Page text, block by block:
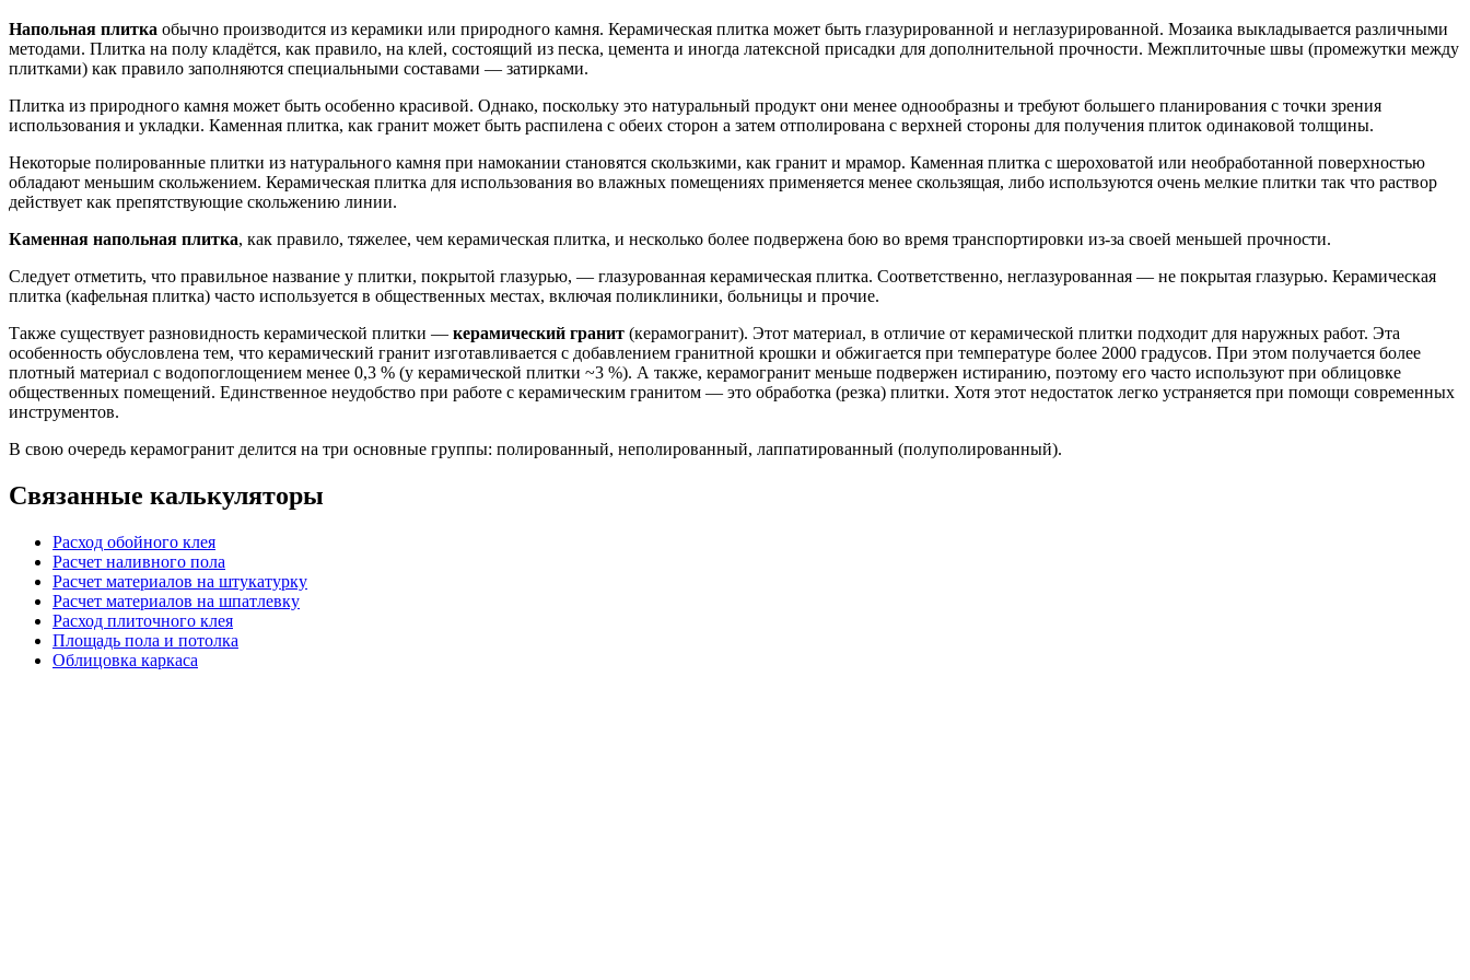
Напольная плитка обычно производится из керамики или природного камня. Керамическая плитка может быть глазурированной и неглазурированной. Мозаика выкладывается различными
методами. Плитка на полу кладётся, как правило, на клей, состоящий из песка, цемента и иногда латексной присадки для дополнительной прочности. Межплиточные швы (промежутки между
плитками) как правило заполняются специальными составами — затирками.
Плитка из природного камня может быть особенно красивой. Однако, поскольку это натуральный продукт они менее однообразны и требуют большего планирования с точки зрения
использования и укладки. Каменная плитка, как гранит может быть распилена с обеих сторон а затем отполирована с верхней стороны для получения плиток одинаковой толщины.
Некоторые полированные плитки из натурального камня при намокании становятся скользкими, как гранит и мрамор. Каменная плитка с шероховатой или необработанной поверхностью
обладают меньшим скольжением. Керамическая плитка для использования во влажных помещениях применяется менее скользящая, либо используются очень мелкие плитки так что раствор
действует как препятствующие скольжению линии.
Каменная напольная плитка, как правило, тяжелее, чем керамическая плитка, и несколько более подвержена бою во время транспортировки из-за своей меньшей прочности.
Следует отметить, что правильное название у плитки, покрытой глазурью, — глазурованная керамическая плитка. Соответственно, неглазурованная — не покрытая глазурью. Керамическая
плитка (кафельная плитка) часто используется в общественных местах, включая поликлиники, больницы и прочие.
Также существует разновидность керамической плитки — керамический гранит (керамогранит). Этот материал, в отличие от керамической плитки подходит для наружных работ. Эта
особенность обусловлена тем, что керамический гранит изготавливается с добавлением гранитной крошки и обжигается при температуре более 2000 градусов. При этом получается более
плотный материал с водопоглощением менее 0,3 % (у керамической плитки ~3 %). А также, керамогранит меньше подвержен истиранию, поэтому его часто используют при облицовке
общественных помещений. Единственное неудобство при работе с керамическим гранитом — это обработка (резка) плитки. Хотя этот недостаток легко устраняется при помощи современных
инструментов.
В свою очередь керамогранит делится на три основные группы: полированный, неполированный, лаппатированный (полуполированный).
Связанные калькуляторы
Расход обойного клея
Расчет наливного пола
Расчет материалов на штукатурку
Расчет материалов на шпатлевку
Расход плиточного клея
Площадь пола и потолка
Облицовка каркаса